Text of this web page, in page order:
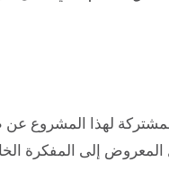
المعروض إلى المفكرة